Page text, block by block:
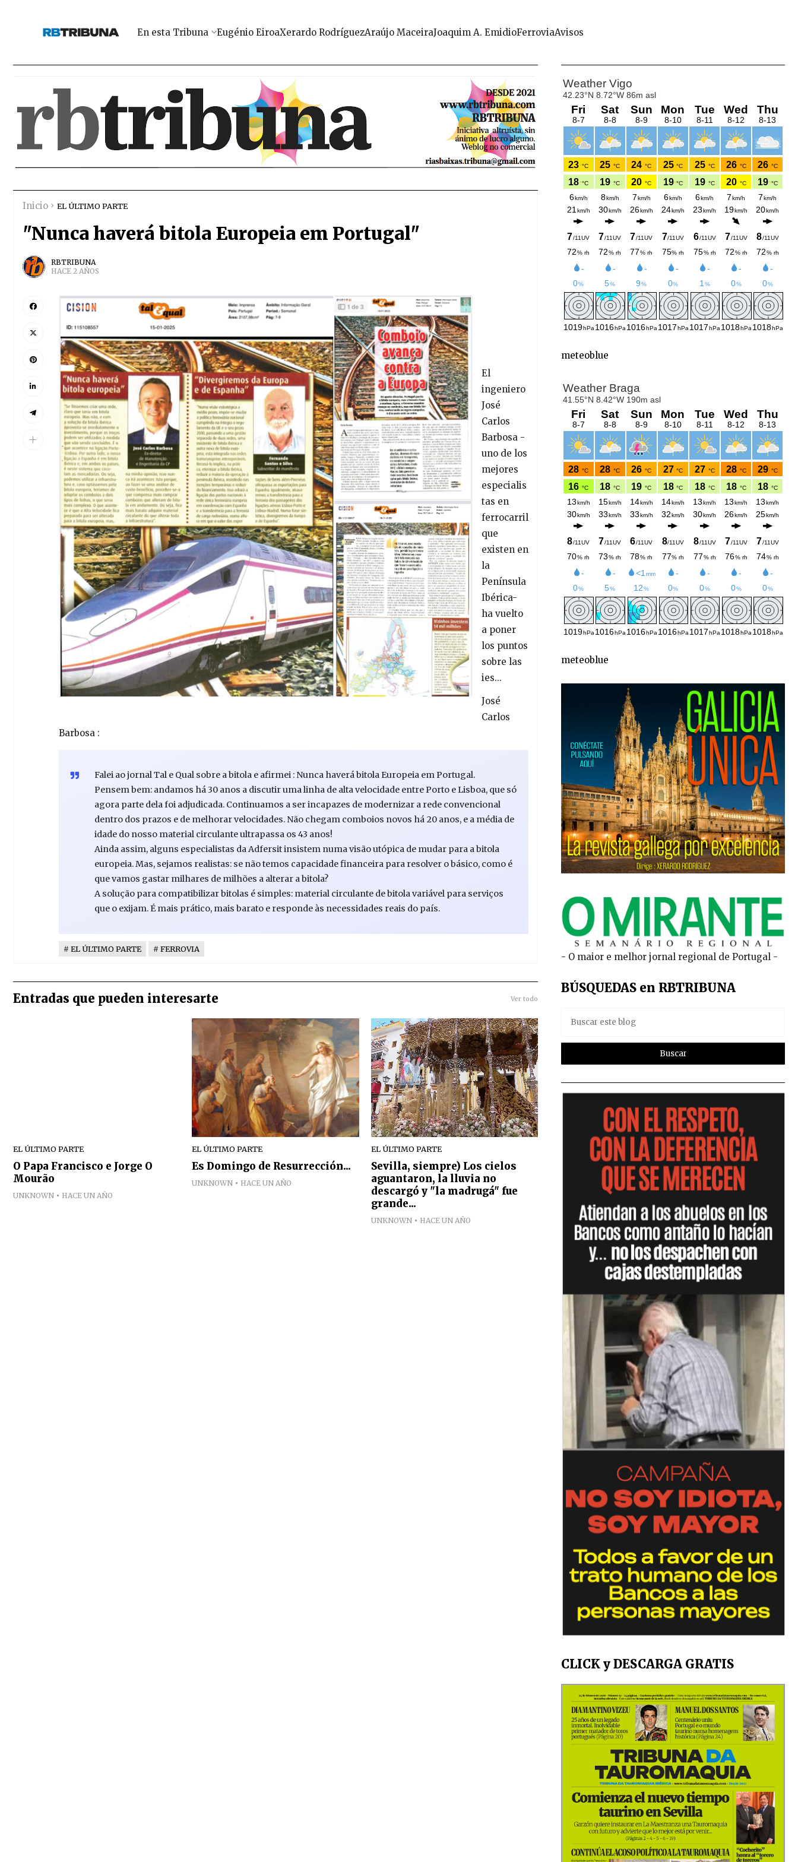
En esta Tribuna Eugénio EiroaXerardo RodríguezAraújo MaceiraJoaquim A. EmidioFerroviaAvisos
Inicio EL ÚLTIMO PARTE
"Nunca haverá bitola Europeia em Portugal"
RBTRIBUNA
HACE 2 AÑOS
El
ingeniero
José
Carlos
Barbosa -
uno de los
mejores
especialis
tas en
ferrocarril
que
existen en
la
Península
Ibérica-
ha vuelto
a poner
los puntos
sobre las
ies...
José
Carlos
Barbosa :
Falei ao jornal Tal e Qual sobre a bitola e afirmei : Nunca haverá bitola Europeia em Portugal.
Pensem bem: andamos há 30 anos a discutir uma linha de alta velocidade entre Porto e Lisboa, que só
agora parte dela foi adjudicada. Continuamos a ser incapazes de modernizar a rede convencional
dentro dos prazos e de melhorar velocidades. Não chegam comboios novos há 20 anos, e a média de
idade do nosso material circulante ultrapassa os 43 anos!
Ainda assim, alguns especialistas da Adfersit insistem numa visão utópica de mudar para a bitola
europeia. Mas, sejamos realistas: se não temos capacidade financeira para resolver o básico, como é
que vamos gastar milhares de milhões a alterar a bitola?
A solução para compatibilizar bitolas é simples: material circulante de bitola variável para serviços
que o exijam. É mais prático, mais barato e responde às necessidades reais do país.
EL ÚLTIMO PARTE FERROVIA
Entradas que pueden interesarte Ver todo
EL ÚLTIMO PARTE
O Papa Francisco e Jorge O
Mourão
UNKNOWN HACE UN AÑO
EL ÚLTIMO PARTE
Es Domingo de Resurrección...
UNKNOWN HACE UN AÑO
EL ÚLTIMO PARTE
Sevilla, siempre) Los cielos
aguantaron, la lluvia no
descargó y "la madrugá" fue
grande...
UNKNOWN HACE UN AÑO
meteoblue
meteoblue
- O maior e melhor jornal regional de Portugal -
BÚSQUEDAS en RBTRIBUNA
CLICK y DESCARGA GRATIS